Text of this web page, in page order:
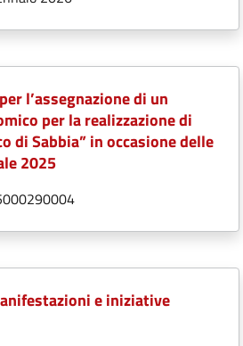
l’assegnazione di un
per la realizzazione di
di Sabbia” in occasione delle
2025
e iniziative